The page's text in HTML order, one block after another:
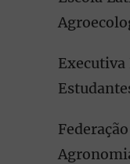
Executiva